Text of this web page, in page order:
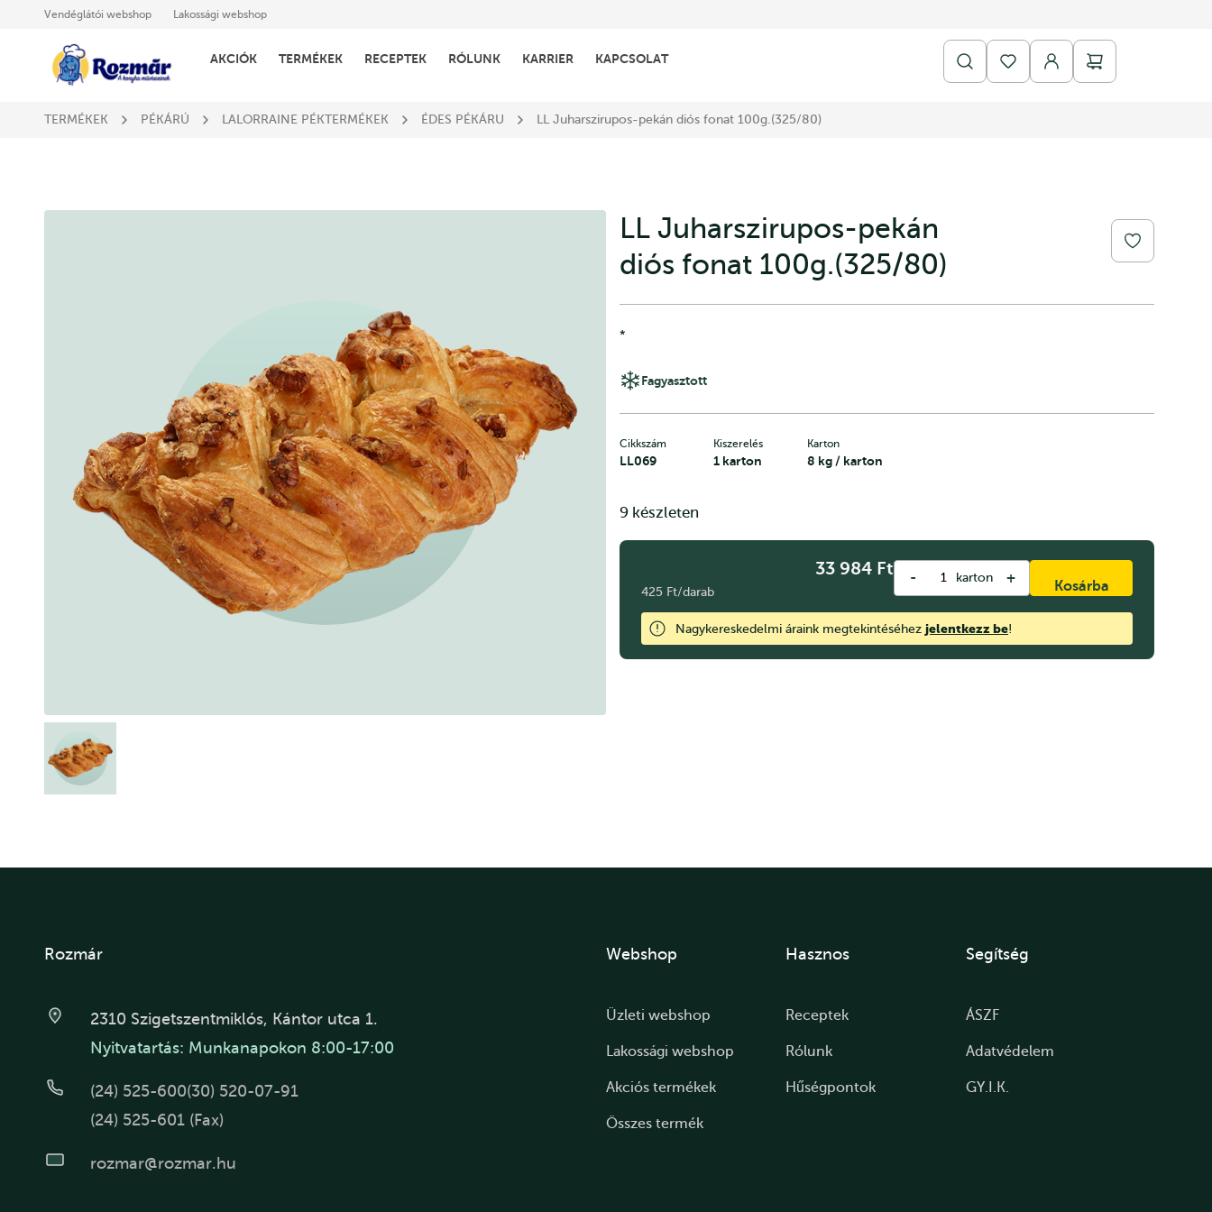
Vendéglátói webshop Lakossági webshop
AKCIÓK TERMÉKEK RECEPTEK RÓLUNK KARRIER KAPCSOLAT
TERMÉKEK PÉKÁRÚ LALORRAINE PÉKTERMÉKEK ÉDES PÉKÁRU LL Juharszirupos-pekán diós fonat 100g.(325/80)
LL Juharszirupos-pekán
diós fonat 100g.(325/80)
*
Fagyasztott
Cikkszám
LL069
Kiszerelés
1 karton
Karton
8 kg / karton
9 készleten
33 984 Ft
425 Ft/darab
- karton + Kosárba
Nagykereskedelmi áraink megtekintéséhez jelentkezz be!
Rozmár
2310 Szigetszentmiklós, Kántor utca 1.
Nyitvatartás: Munkanapokon 8:00-17:00
(24) 525-600(30) 520-07-91
(24) 525-601 (Fax)
rozmar@rozmar.hu
Webshop
Üzleti webshop
Lakossági webshop
Akciós termékek
Összes termék
Hasznos
Receptek
Rólunk
Hűségpontok
Segítség
ÁSZF
Adatvédelem
GY.I.K.